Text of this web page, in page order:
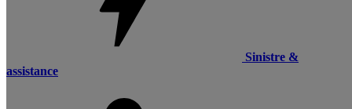
Sinistre &
assistance